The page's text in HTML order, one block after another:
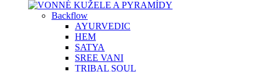
Backflow
AYURVEDIC
HEM
SATYA
SREE VANI
TRIBAL SOUL